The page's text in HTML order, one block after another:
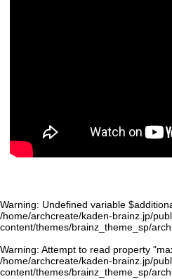
Warning: Undefined variable
/home/archcreate/kaden-brainz.jp/
content/themes/brainz_theme_sp/
Warning: Attempt to read property
/home/archcreate/kaden-brainz.jp/
content/themes/brainz_theme_sp/